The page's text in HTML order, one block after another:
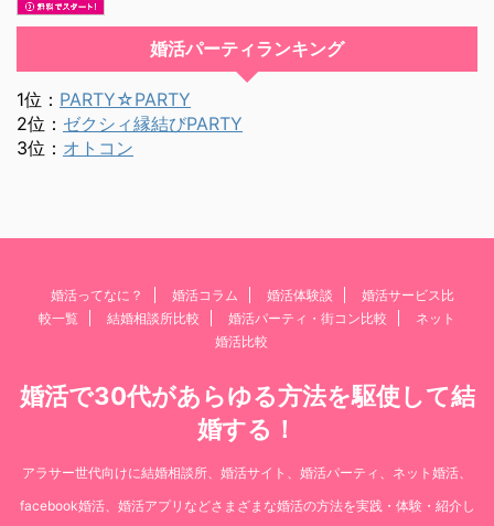
婚活パーティランキング
1位： PARTY☆PARTY
2位： ゼクシィ縁結びPARTY
3位： オトコン
婚活ってなに？ 婚活コラム 婚活体験談
婚活サービス比
較一覧
結婚相談所比較 婚活パーティ・街コン比較
ネット
婚活比較
婚活で30代があらゆる方法を駆使して結
婚する！
アラサー世代向けに結婚相談所、婚活サイト、婚活パーティ、ネット婚活、
facebook婚活、婚活アプリなどさまざまな婚活の方法を実践・体験・紹介し